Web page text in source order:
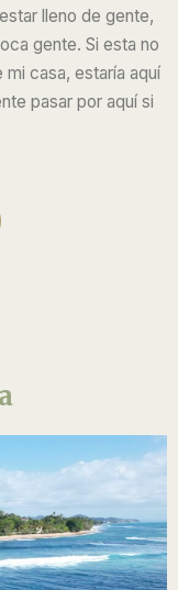
lleno de gente,
gente. Si esta no
mi casa, estaría aquí
pasar por aquí si